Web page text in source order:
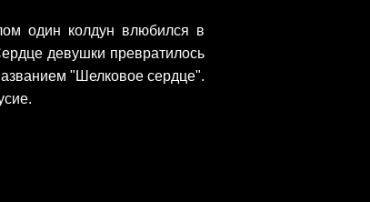
один колдун влюбился в
девушки превратилось
"Шелковое сердце".